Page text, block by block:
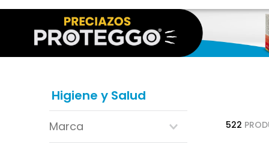
Higiene y Salud
Marca 522